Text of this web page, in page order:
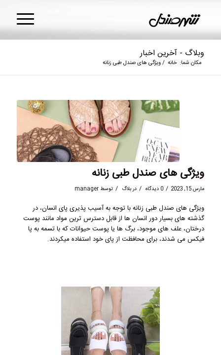
وبلاگ - آخرین اخبار
مکان شما: خانه /ویژگی های صندل طبی زنانه
ویژگی های صندل طبی زنانه
مارس 15, 2023 / 0 دیدگاه / دربلاگ / توسط manager
ویژگی های صندل طبی زنانه با توجه به آسیب پذیری پای انسان، در
گذشته های بسیار دور انسان ها از قابل دسترس ترین مواد مانند پوست
درختان، علف های موجود، برگ ها یا پوست حیوانات که با تسمه به پا
فیکس می شدند، برای محافظت از پای خود استفاده میکردند.